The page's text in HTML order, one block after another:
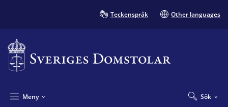
Teckenspråk Other languages
Sök
Meny